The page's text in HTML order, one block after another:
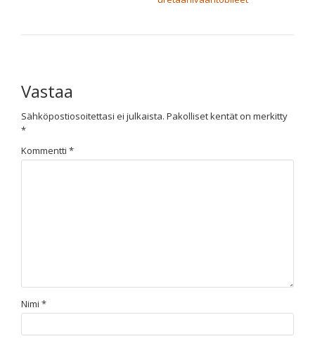
Vastaa
Sähköpostiosoitettasi ei julkaista. Pakolliset kentät on merkitty
*
Kommentti *
Nimi *